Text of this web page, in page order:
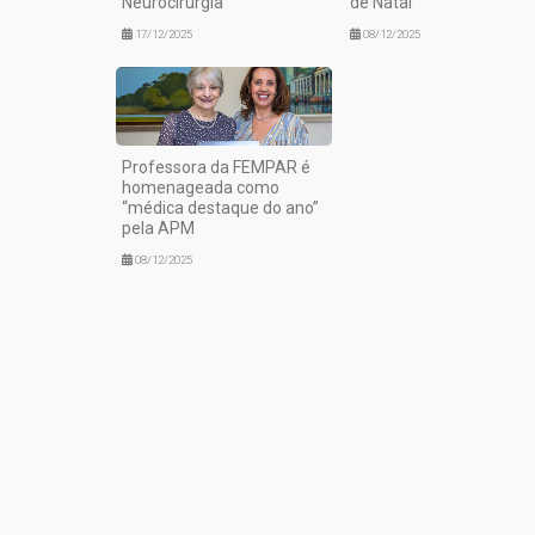
17/12/2025 08/12/2025
Professora da FEMPAR é
homenageada como
“médica destaque do ano”
pela APM
08/12/2025